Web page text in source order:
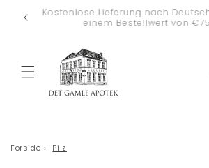
Direkt zum
Inhalt
Kostenlose Lieferung nach
einem Bestellwert von
Forside › Pilz